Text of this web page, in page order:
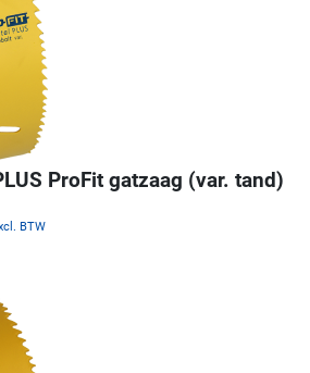
ProFit gatzaag (var. tand)
BTW